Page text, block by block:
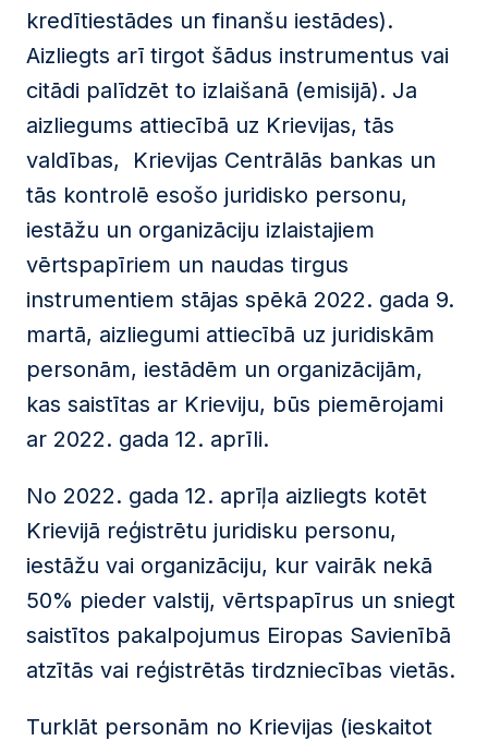
kredītiestādes un finanšu iestādes).
Aizliegts arī tirgot šādus instrumentus vai
citādi palīdzēt to izlaišanā (emisijā). Ja
aizliegums attiecībā uz Krievijas, tās
valdības, Krievijas Centrālās bankas un
tās kontrolē esošo juridisko personu,
iestāžu un organizāciju izlaistajiem
vērtspapīriem un naudas tirgus
instrumentiem stājas spēkā 2022. gada 9.
martā, aizliegumi attiecībā uz juridiskām
personām, iestādēm un organizācijām,
kas saistītas ar Krieviju, būs piemērojami
ar 2022. gada 12. aprīli.
No 2022. gada 12. aprīļa aizliegts kotēt
Krievijā reģistrētu juridisku personu,
iestāžu vai organizāciju, kur vairāk nekā
50% pieder valstij, vērtspapīrus un sniegt
saistītos pakalpojumus Eiropas Savienībā
atzītās vai reģistrētās tirdzniecības vietās.
Turklāt personām no Krievijas (ieskaitot